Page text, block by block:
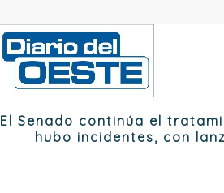
El Senado continúa el
hubo incidentes, con